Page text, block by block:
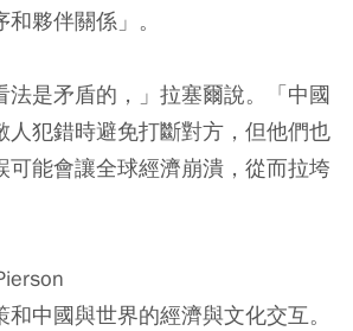
夥伴關係」。
法是矛盾的，」拉塞爾說。
「中國
人犯錯時避免打斷對方，但他們也
可能會讓全球經濟崩潰，從而拉垮
中國與世界的經濟與文化交互。